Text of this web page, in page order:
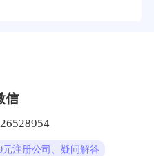
信
元注册公司、疑问解答